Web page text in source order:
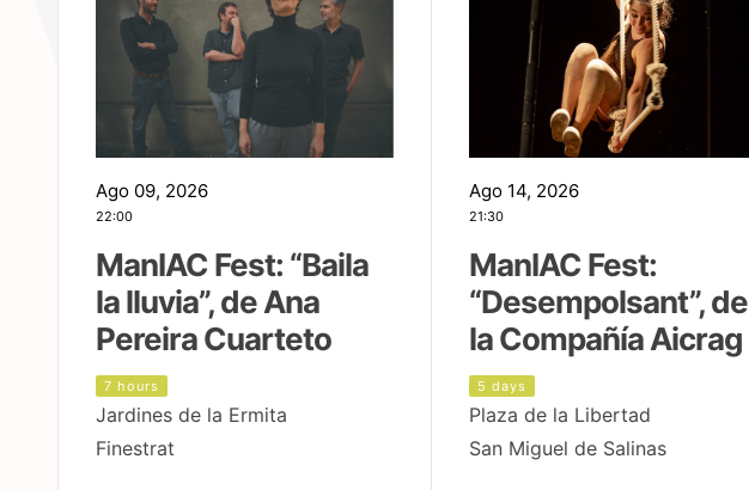
Ago 09, 2026
22:00
ManIAC Fest: “Baila
la lluvia”, de Ana
Pereira Cuarteto
7 hours
Jardines de la Ermita
Finestrat
Ago 14, 2026
21:30
ManIAC Fest:
“Desempolsant”, de
la Compañía Aicrag
5 days
Plaza de la Libertad
San Miguel de Salinas